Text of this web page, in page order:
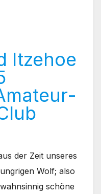
Itzehoe
der Zeit unseres
Wolf; also
schöne